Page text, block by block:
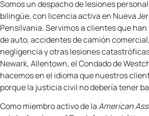
describir como nostalgia
un café, hablamos de lo lejos que
recordamos que esta ciudad fue
fundamental de lo que me preparó
defensora civil — y la madre — que
La Comida Ecuatoriana: